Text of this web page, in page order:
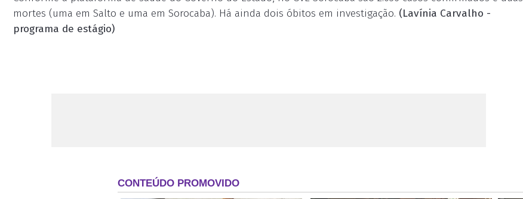
mortes (uma em Salto e uma em Sorocaba). Há ainda dois óbitos em investigação. (Lavínia Carvalho -
programa de estágio)